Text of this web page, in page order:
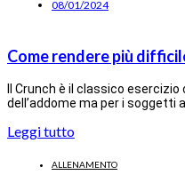
08/01/2024
Come rendere più
Il Crunch è il classico
dell’addome ma per i soggetti
Leggi tutto
ALLENAMENTO